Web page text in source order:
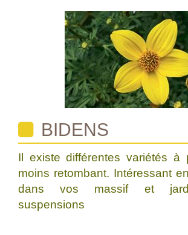
BIDENS
Il existe différentes variétés à
moins retombant. Intéressant
dans vos massif et
suspensions